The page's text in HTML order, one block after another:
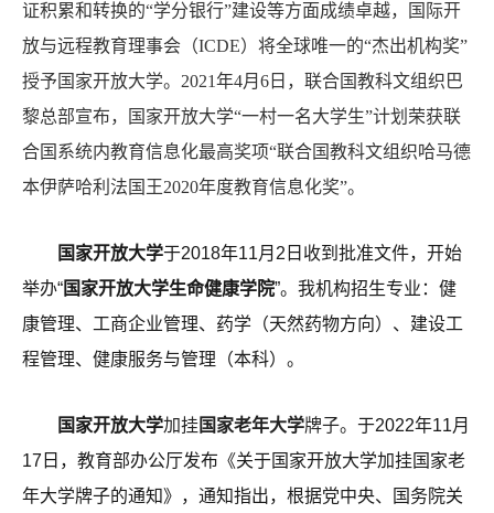
证积累和转换的“学分银行”建设等方面成绩卓越，国际开
放与远程教育理事会（ICDE）将全球唯一的“杰出机构奖”
授予国家开放大学。2021年4月6日，联合国教科文组织巴
黎总部宣布，国家开放大学“一村一名大学生”计划荣获联
合国系统内教育信息化最高奖项“联合国教科文组织哈马德
本伊萨哈利法国王2020年度教育信息化奖”。
国家开放大学于2018年11月2日收到批准文件，开始
举办“国家开放大学生命健康学院”。我机构招生专业：健
康管理、工商企业管理、药学（天然药物方向）、建设工
程管理、健康服务与管理（本科）。
国家开放大学加挂国家老年大学牌子。 于2022年11月
17日，教育部办公厅发布《关于国家开放大学加挂国家老
年大学牌子的通知》，通知指出，根据党中央、国务院关